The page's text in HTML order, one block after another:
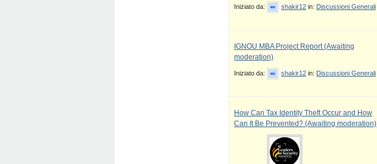
Iniziato da: shakir12 in: Discussioni Generali
IGNOU MBA Project Report (Awaiting
moderation)
Iniziato da: shakir12 in: Discussioni Generali
How Can Tax Identity Theft Occur and How
Can It Be Prevented? (Awaiting moderation)